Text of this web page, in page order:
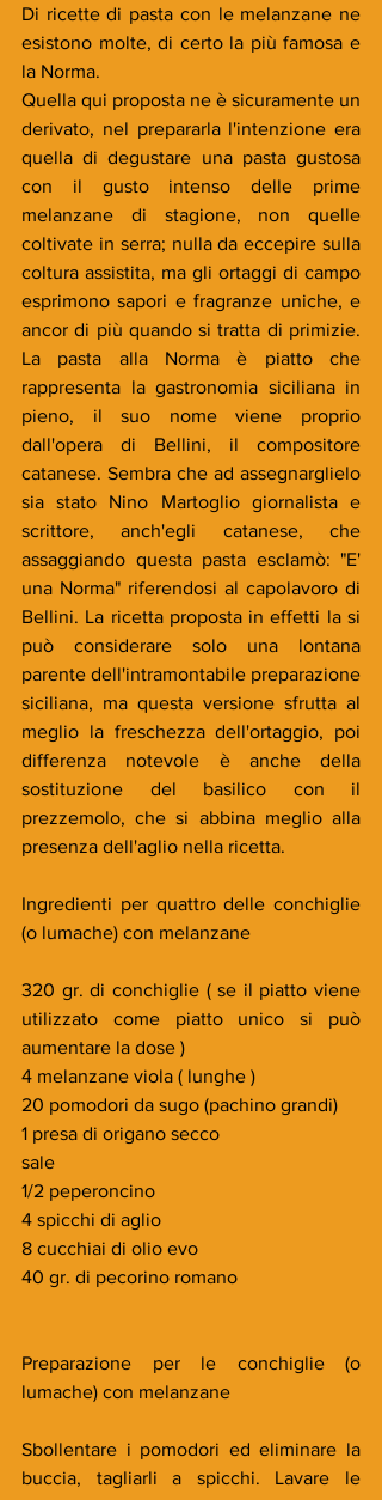
Di ricette di pasta con le melanzane ne
esistono molte, di certo la più famosa e
la Norma.
Quella qui proposta ne è sicuramente un
derivato, nel prepararla l'intenzione era
quella di degustare una pasta gustosa
con il gusto intenso delle prime
melanzane di stagione, non quelle
coltivate in serra; nulla da eccepire sulla
coltura assistita, ma gli ortaggi di campo
esprimono sapori e fragranze uniche, e
ancor di più quando si tratta di primizie.
La pasta alla Norma è piatto che
rappresenta la gastronomia siciliana in
pieno, il suo nome viene proprio
dall'opera di Bellini, il compositore
catanese. Sembra che ad assegnarglielo
sia stato Nino Martoglio giornalista e
scrittore, anch'egli catanese, che
assaggiando questa pasta esclamò: "E'
una Norma" riferendosi al capolavoro di
Bellini. La ricetta proposta in effetti la si
può considerare solo una lontana
parente dell'intramontabile preparazione
siciliana, ma questa versione sfrutta al
meglio la freschezza dell'ortaggio, poi
differenza notevole è anche della
sostituzione del basilico con il
prezzemolo, che si abbina meglio alla
presenza dell'aglio nella ricetta.
Ingredienti per quattro delle conchiglie
(o lumache) con melanzane
320 gr. di conchiglie ( se il piatto viene
utilizzato come piatto unico si può
aumentare la dose )
4 melanzane viola ( lunghe )
20 pomodori da sugo (pachino grandi)
1 presa di origano secco
sale
1/2 peperoncino
4 spicchi di aglio
8 cucchiai di olio evo
40 gr. di pecorino romano
Preparazione per le conchiglie (o
lumache) con melanzane
Sbollentare i pomodori ed eliminare la
buccia, tagliarli a spicchi. Lavare le